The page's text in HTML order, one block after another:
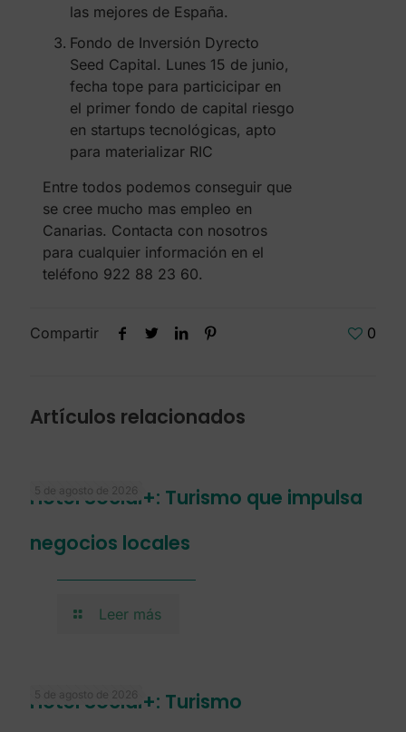
las mejores de España.
Fondo de Inversión Dyrecto
Seed Capital. Lunes 15 de junio,
fecha tope para particicipar en
el primer fondo de capital riesgo
en startups tecnológicas, apto
para materializar RIC
Entre todos podemos conseguir que
se cree mucho mas empleo en
Canarias. Contacta con nosotros
para cualquier información en el
teléfono 922 88 23 60.
Compartir 0
Artículos relacionados
5 de agosto de 2026
Hotel Social+: Turismo que impulsa
negocios locales
Leer más
5 de agosto de 2026
Hotel Social+: Turismo